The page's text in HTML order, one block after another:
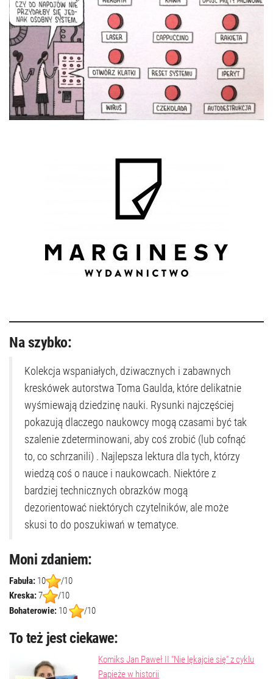
Na szybko:
Kolekcja wspaniałych, dziwacznych i zabawnych
kreskówek autorstwa Toma Gaulda, które delikatnie
wyśmiewają dziedzinę nauki. Rysunki najczęściej
pokazują dlaczego naukowcy mogą czasami być tak
szalenie zdeterminowani, aby coś zrobić (lub cofnąć
to, co schrzanili) . Najlepsza lektura dla tych, którzy
wiedzą coś o nauce i naukowcach. Niektóre z
bardziej technicznych obrazków mogą
dezorientować niektórych czytelników, ale może
skusi to do poszukiwań w tematyce.
Moni zdaniem:
Fabuła: 10
/10
Kreska:7
/10
Bohaterowie: 10 /10
To też jest ciekawe:
Komiks Jan Paweł II "Nie lękajcie się" z cyklu
Papieże w historii